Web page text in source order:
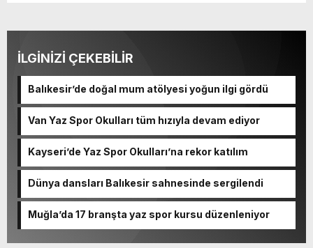
İLGİNİZİ ÇEKEBİLİR
Balıkesir’de doğal mum atölyesi yoğun ilgi gördü
Van Yaz Spor Okulları tüm hızıyla devam ediyor
Kayseri’de Yaz Spor Okulları’na rekor katılım
Dünya dansları Balıkesir sahnesinde sergilendi
Muğla’da 17 branşta yaz spor kursu düzenleniyor